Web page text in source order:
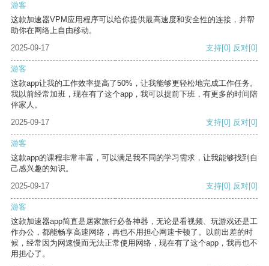
游客
这款加速器VPM应用程序可以给你提供最高速度和安全性的连接，并帮
助你在网络上自由移动。
2025-09-17
支持[0] 反对[0]
游客
这款app让我的工作效率提高了50%，让我能够更轻松地完成工作任务。
我以前经常加班，现在有了这个app，我可以提前下班，有更多的时间陪
伴家人。
2025-09-17
支持[0] 反对[0]
游客
这款app的课程非常丰富，可以满足我不同的学习需求，让我能够找到自
己感兴趣的知识。
2025-09-17
支持[0] 反对[0]
游客
这款加速器app简直是居家旅行必备神器，无论是看视频、玩游戏还是工
作办公，都能畅享高速网络，再也不用担心网速卡顿了。以前出差的时
候，经常因为网速慢而无法正常使用网络，现在有了这个app，我再也不
用担心了。